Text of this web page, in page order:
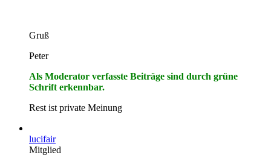
Gruß
Peter
Als Moderator verfasste Beiträge sind durch grüne
Schrift erkennbar.
Rest ist private Meinung
lucifair
Mitglied